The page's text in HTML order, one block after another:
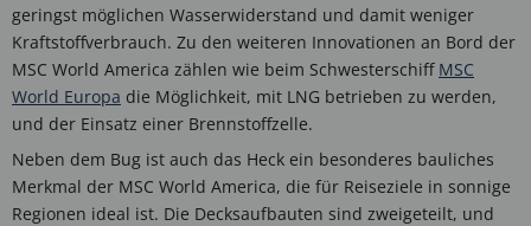
geringst möglichen Wasserwiderstand und damit weniger
Kraftstoffverbrauch. Zu den weiteren Innovationen an Bord der
MSC World America zählen wie beim Schwesterschiff MSC
World Europa die Möglichkeit, mit LNG betrieben zu werden,
und der Einsatz einer Brennstoffzelle.
Neben dem Bug ist auch das Heck ein besonderes bauliches
Merkmal der MSC World America, die für Reiseziele in sonnige
Regionen ideal ist. Die Decksaufbauten sind zweigeteilt, und